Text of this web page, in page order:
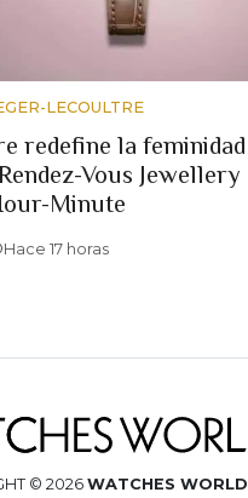
LECOULTRE
redefine la feminidad
Vous Jewellery
Minute
Hace 17 horas
© 2026WATCHES WORLD